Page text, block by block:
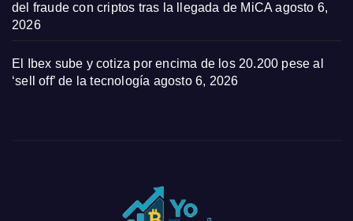
del fraude con criptos tras la llegada de MiCA agosto 6,
2026
El Ibex sube y cotiza por encima de los 20.200 pese al
‘sell off’ de la tecnología agosto 6, 2026